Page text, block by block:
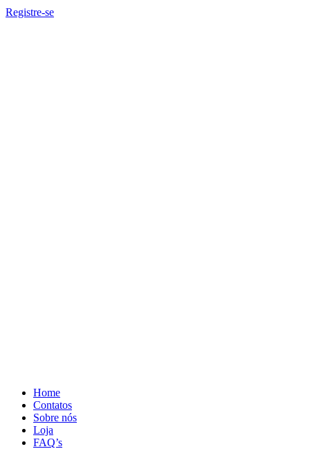
Registre-se
Home
Contatos
Sobre nós
Loja
FAQ’s